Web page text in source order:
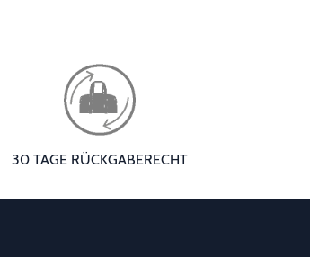
30 TAGE RÜCKGABERECHT